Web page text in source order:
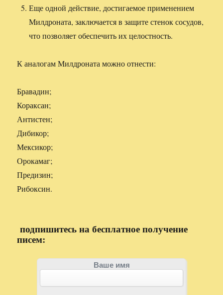
Еще одной действие, достигаемое применением
Милдроната, заключается в защите стенок сосудов,
что позволяет обеспечить их целостность.
К аналогам Милдроната можно отнести:
Бравадин;
Кораксан;
Антистен;
Дибикор;
Мексикор;
Орокамаг;
Предизин;
Рибоксин.
подпишитесь на бесплатное получение
писем:
Ваше имя